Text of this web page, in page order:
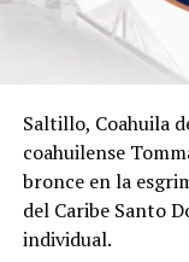
“Es un orgullo
personas, en
corredores”, dijo.
El comisionado
en preventa de
posteriormente la
inscripción
derecho a
Saltillo, Coahuila
coahuilense
bronce en la
del Caribe Santo
individual.